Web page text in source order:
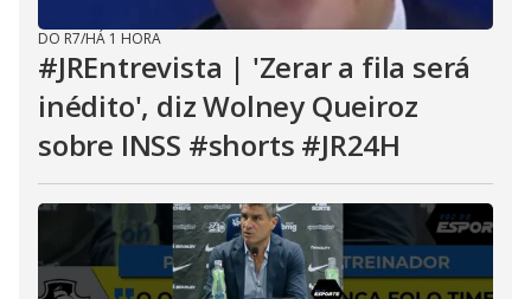
DO R7/HÁ 1 HORA
#JREntrevista | 'Zerar a fila será
inédito', diz Wolney Queiroz
sobre INSS #shorts #JR24H